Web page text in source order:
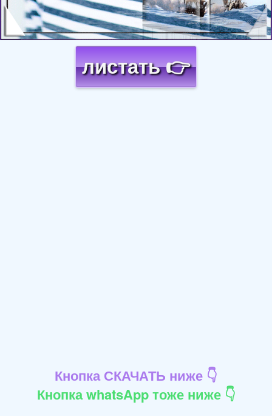
листать 👉
Кнопка СКАЧАТЬ ниже 👇
Кнопка whatsApp тоже ниже 👇